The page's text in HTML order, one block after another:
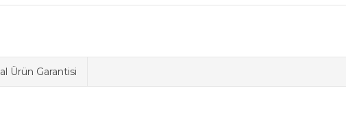
Ürün Garantisi